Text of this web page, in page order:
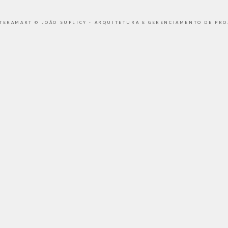
© JOÃO SUPLICY - ARQUITETURA E GERENCIAMENTO DE